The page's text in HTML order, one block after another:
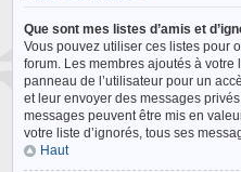
Que sont mes listes d’amis et
Vous pouvez utiliser ces listes pour
forum. Les membres ajoutés à votre
panneau de l’utilisateur pour un
et leur envoyer des messages
messages peuvent être mis en
votre liste d’ignorés, tous ses
Haut